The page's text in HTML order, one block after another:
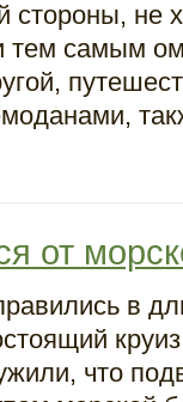
стороны, не
самым
от
в
что